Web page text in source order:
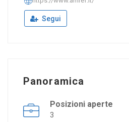
Segui
Panoramica
Posizioni aperte
3